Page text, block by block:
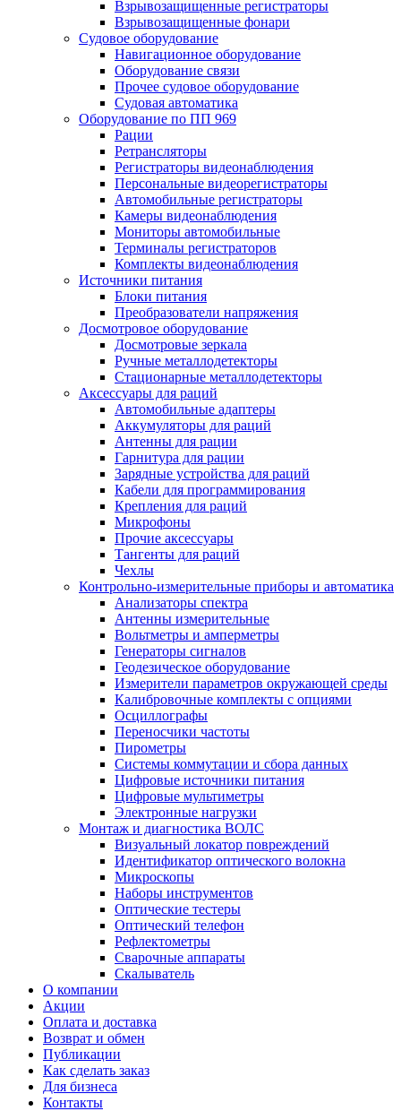
Взрывозащищенные регистраторы
Взрывозащищенные фонари
Судовое оборудование
Навигационное оборудование
Оборудование связи
Прочее судовое оборудование
Судовая автоматика
Оборудование по ПП 969
Рации
Ретрансляторы
Регистраторы видеонаблюдения
Персональные видеорегистраторы
Автомобильные регистраторы
Камеры видеонаблюдения
Мониторы автомобильные
Терминалы регистраторов
Комплекты видеонаблюдения
Источники питания
Блоки питания
Преобразователи напряжения
Досмотровое оборудование
Досмотровые зеркала
Ручные металлодетекторы
Стационарные металлодетекторы
Аксессуары для раций
Автомобильные адаптеры
Аккумуляторы для раций
Антенны для рации
Гарнитура для рации
Зарядные устройства для раций
Кабели для программирования
Крепления для раций
Микрофоны
Прочие аксессуары
Тангенты для раций
Чехлы
Контрольно-измерительные приборы и автоматика
Анализаторы спектра
Антенны измерительные
Вольтметры и амперметры
Генераторы сигналов
Геодезическое оборудование
Измерители параметров окружающей среды
Калибровочные комплекты с опциями
Осциллографы
Переносчики частоты
Пирометры
Системы коммутации и сбора данных
Цифровые источники питания
Цифровые мультиметры
Электронные нагрузки
Монтаж и диагностика ВОЛС
Визуальный локатор повреждений
Идентификатор оптического волокна
Микроскопы
Наборы инструментов
Оптические тестеры
Оптический телефон
Рефлектометры
Сварочные аппараты
Скалыватель
О компании
Акции
Оплата и доставка
Возврат и обмен
Публикации
Как сделать заказ
Для бизнеса
Контакты